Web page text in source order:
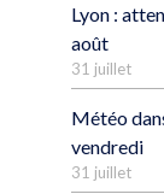
Lyon :
août
31 juillet
Météo
vendredi
31 juillet